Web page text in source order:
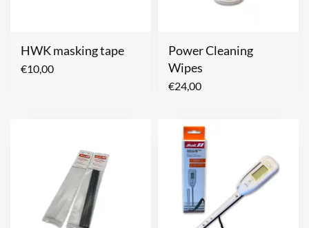
HWK masking tape
€10,00
Power Cleaning
Wipes
€24,00